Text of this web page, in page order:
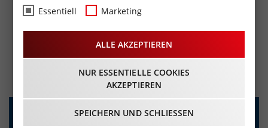
Fest am Berg und 50-
Jahrfeier der Bergbahnen
See
15.08.2023 - Beginn 10:00 Uhr
Essentiell Marketing
ALLE AKZEPTIEREN
NUR ESSENTIELLE COOKIES
AKZEPTIEREN
SPEICHERN UND SCHLIESSEN